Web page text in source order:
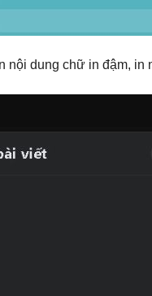
dung chữ in đậm, in